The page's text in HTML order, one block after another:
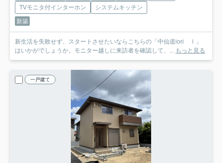
TVモニタ付インターホン
システムキッチン
新築
新生活を失敗せず、スタートさせたいならこちらの「中仙道iori Ⅰ」
はいかがでしょうか。モニター越しに来訪者を確認して、... もっと見る
一戸建て